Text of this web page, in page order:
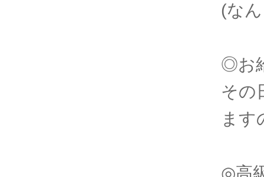
(な
◎お
その
ます
◎高